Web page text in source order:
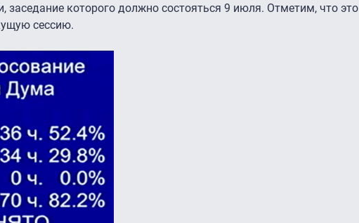
заседание которого должно состояться 9 июля. Отметим, что это
сессию.